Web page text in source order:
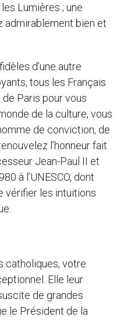
Lumières ; une
admirablement bien et
d’une autre
tous les Français
Paris pour vous
de la culture, vous
de conviction, de
l’honneur fait
Jean-Paul II et
à l’UNESCO, dont
vérifier les intuitions
catholiques, votre
Elle leur
de grandes
le Président de la